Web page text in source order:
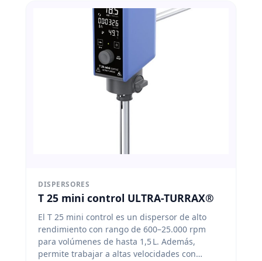
DISPERSORES
T 25 mini control ULTRA-TURRAX®
El T 25 mini control es un dispersor de alto
rendimiento con rango de 600–25.000 rpm
para volúmenes de hasta 1,5 L. Además,
permite trabajar a altas velocidades con